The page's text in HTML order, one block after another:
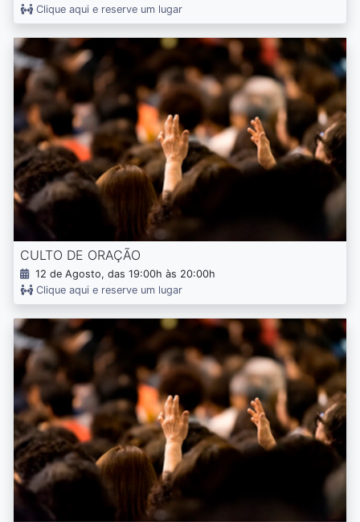
Clique aqui e reserve um lugar
CULTO DE ORAÇÃO
12 de Agosto, das 19:00h às 20:00h
Clique aqui e reserve um lugar